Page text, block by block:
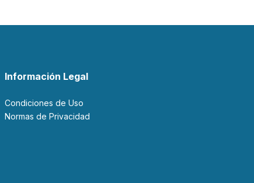
Información Legal
Condiciones de Uso
Normas de Privacidad